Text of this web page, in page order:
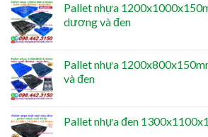
Pallet nhựa
dương và đen
Pallet nhựa
và đen
Pallet nhựa đen